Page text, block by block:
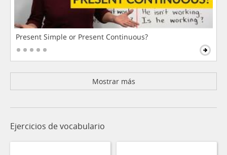
Present Simple or Present Continuous?
Mostrar más
Ejercicios de vocabulario